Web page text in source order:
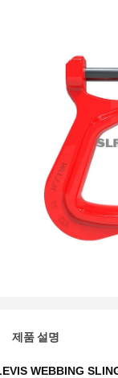
제품 설명
WEBBING